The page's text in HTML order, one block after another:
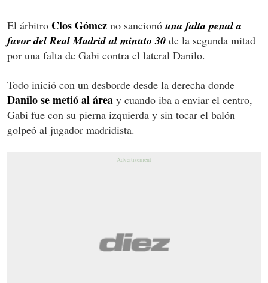
El árbitro Clos Gómez no sancionó una falta penal a
favor del Real Madrid al minuto 30 de la segunda mitad
por una falta de Gabi contra el lateral Danilo.
Todo inició con un desborde desde la derecha donde
Danilo se metió al área y cuando iba a enviar el centro,
Gabi fue con su pierna izquierda y sin tocar el balón
golpeó al jugador madridista.